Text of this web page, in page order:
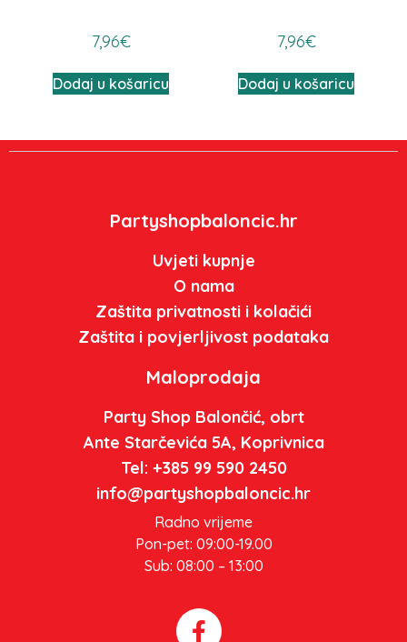
7,96€
Dodaj u košaricu
7,96€
Dodaj u košaricu
Partyshopbaloncic.hr
Uvjeti kupnje
O nama
Zaštita privatnosti i kolačići
Zaštita i povjerljivost podataka
Maloprodaja
Party Shop Balončić, obrt
Ante Starčevića 5A, Koprivnica
Tel: +385 99 590 2450
info@partyshopbaloncic.hr
Radno vrijeme
Pon-pet: 09:00-19.00
Sub: 08:00 – 13:00